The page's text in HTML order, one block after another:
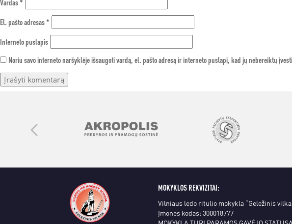
Vardas*
El. pašto adresas*
Interneto puslapis
Noriu savo interneto naršyklėje išsaugoti vardą, el. pašto adresą ir interneto puslapį, kad jų nebereiktų
MOKYKLOS REKVIZITAI:
Vilniaus ledo ritulio mokykla “Geležinis
Įmonės kodas: 300018777